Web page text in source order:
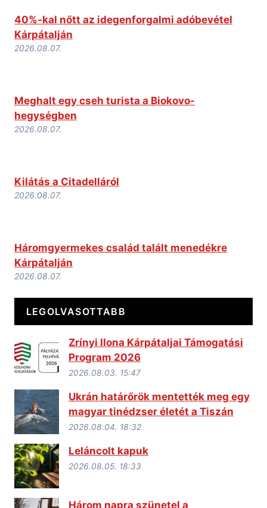
40%-kal nőtt az idegenforgalmi adóbevétel
Kárpátalján
2026.08.07.
Meghalt egy cseh turista a Biokovo-
hegységben
2026.08.07.
Kilátás a Citadelláról
2026.08.07.
Háromgyermekes család talált menedékre
Kárpátalján
2026.08.07.
LEGOLVASOTTABB
Zrínyi Ilona Kárpátaljai Támogatási
Program 2026
2026.08.03. 15:47
Ukrán határőrök mentették meg egy
magyar tinédzser életét a Tiszán
2026.08.04. 18:32
Leláncolt kapuk
2026.08.05. 18:33
Három napra szünetel a